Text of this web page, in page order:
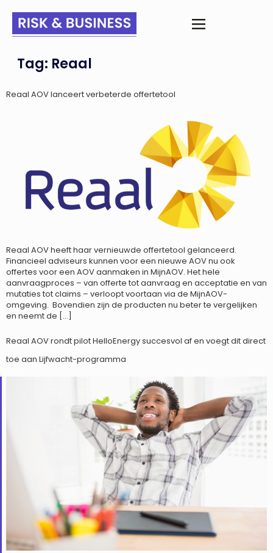
Tag: Reaal
Reaal AOV lanceert verbeterde offertetool
Reaal AOV heeft haar vernieuwde offertetool gelanceerd.
Financieel adviseurs kunnen voor een nieuwe AOV nu ook
offertes voor een AOV aanmaken in MijnAOV. Het hele
aanvraagproces – van offerte tot aanvraag en acceptatie en van
mutaties tot claims – verloopt voortaan via de MijnAOV-
omgeving. Bovendien zijn de producten nu beter te vergelijken
en neemt de […]
Reaal AOV rondt pilot HelloEnergy succesvol af en voegt dit direct
toe aan Lijfwacht-programma